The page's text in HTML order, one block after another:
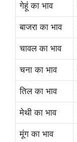
गेहूं का भाव
बाजरा का भाव
चावल का भाव
चना का भाव
तिल का भाव
मेथी का भाव
मूंग का भाव